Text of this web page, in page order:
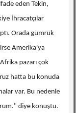
eden Tekin,
İhracatçılar
Orada gümrük
Amerika'ya
pazarı çok
hatta bu konuda
var. Bu nedenle
diye konuştu.